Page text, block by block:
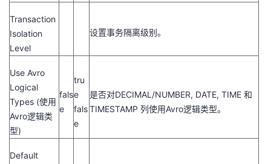
Transaction
Isolation
Level
设置事务隔离级别。
Use Avro
Logical
Types (使用
Avro逻辑类
型)
fals
e
tru
e
fals
e
是否对DECIMAL/NUMBER, DATE, TIME 和
TIMESTAMP 列使用Avro逻辑类型。
Default